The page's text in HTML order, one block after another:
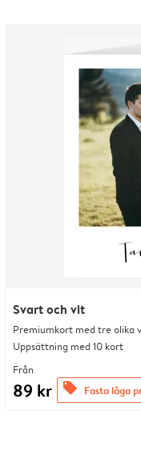
Svart och vit
Premiumkort med tre olika
Uppsättning med 10 kort
Från
89 kr offers Fasta låga